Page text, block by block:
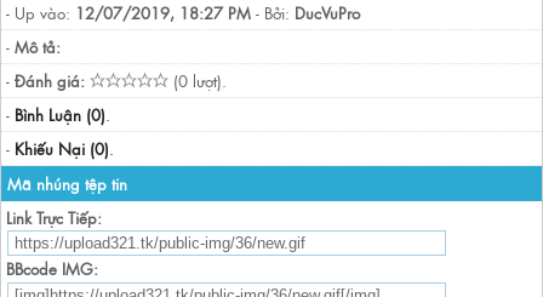
- Up vào: 12/07/2019, 18:27 PM - Bởi: DucVuPro
- Mô tả:
- Đánh giá:
(0 lượt).
- Bình Luận (0).
- Khiếu Nại (0).
Mã nhúng tệp tin
Link Trực Tiếp:
BBcode IMG: